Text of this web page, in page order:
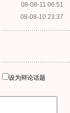
08-08-11 06:51
08-08-10 23:37
设为辩论话题